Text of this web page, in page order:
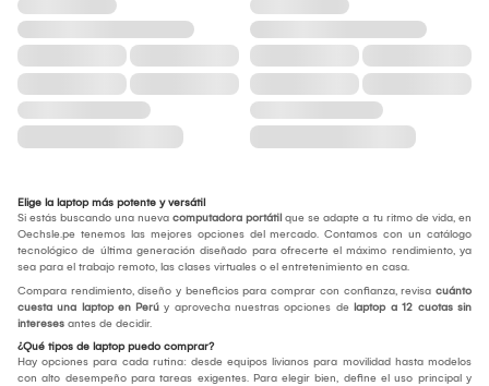
Elige la laptop más potente y versátil
Si estás buscando una nueva computadora portátil que se adapte a tu ritmo de vida, en
Oechsle.pe tenemos las mejores opciones del mercado. Contamos con un catálogo
tecnológico de última generación diseñado para ofrecerte el máximo rendimiento, ya
sea para el trabajo remoto, las clases virtuales o el entretenimiento en casa.
Compara rendimiento, diseño y beneficios para comprar con confianza, revisa cuánto
cuesta una laptop en Perú y aprovecha nuestras opciones de laptop a 12 cuotas sin
intereses antes de decidir.
¿Qué tipos de laptop puedo comprar?
Hay opciones para cada rutina: desde equipos livianos para movilidad hasta modelos
con alto desempeño para tareas exigentes. Para elegir bien, define el uso principal y